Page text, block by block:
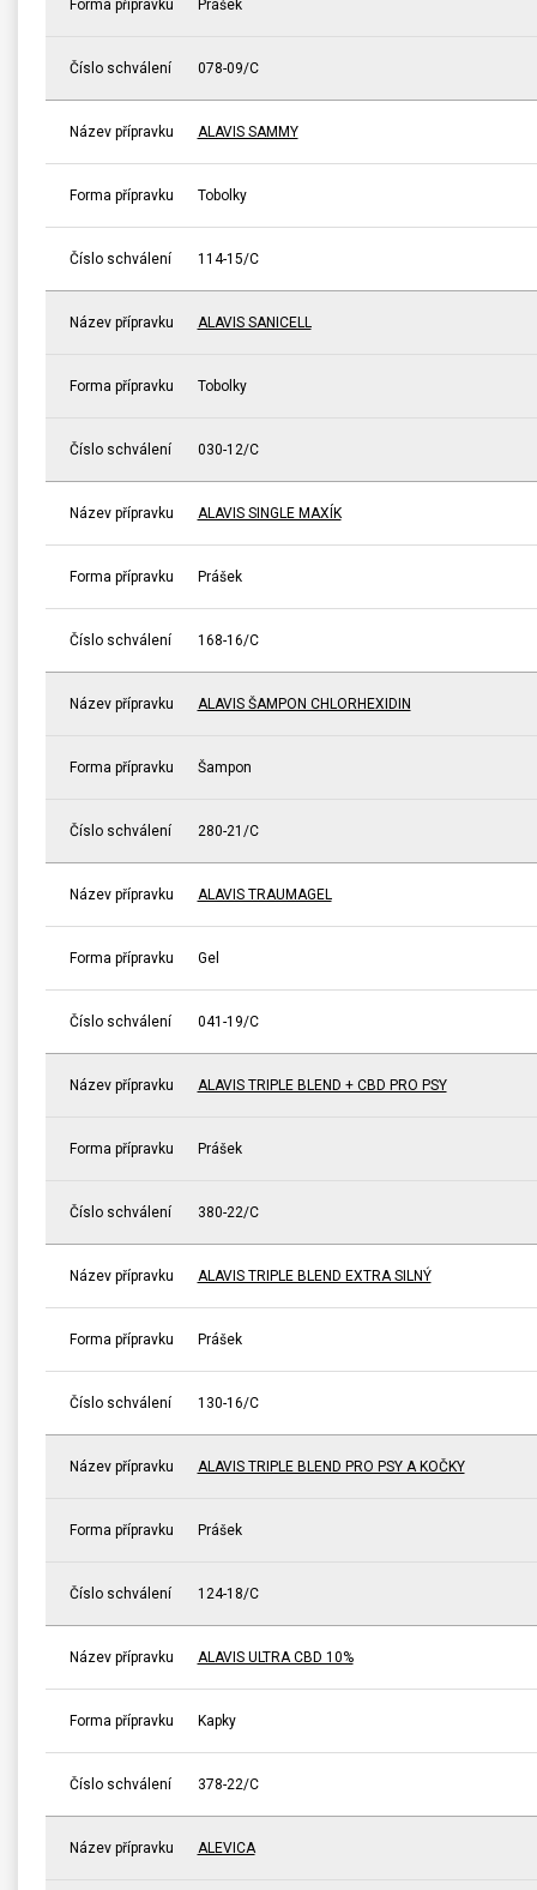
Forma přípravku Prášek
Číslo schválení 078-09/C
Název přípravku ALAVIS SAMMY
Forma přípravku Tobolky
Číslo schválení 114-15/C
Název přípravku ALAVIS SANICELL
Forma přípravku Tobolky
Číslo schválení 030-12/C
Název přípravku ALAVIS SINGLE MAXÍK
Forma přípravku Prášek
Číslo schválení 168-16/C
Název přípravku ALAVIS ŠAMPON CHLORHEXIDIN
Forma přípravku Šampon
Číslo schválení 280-21/C
Název přípravku ALAVIS TRAUMAGEL
Forma přípravku Gel
Číslo schválení 041-19/C
Název přípravku ALAVIS TRIPLE BLEND + CBD PRO PSY
Forma přípravku Prášek
Číslo schválení 380-22/C
Název přípravku ALAVIS TRIPLE BLEND EXTRA SILNÝ
Forma přípravku Prášek
Číslo schválení 130-16/C
Název přípravku ALAVIS TRIPLE BLEND PRO PSY A KOČKY
Forma přípravku Prášek
Číslo schválení 124-18/C
Název přípravku ALAVIS ULTRA CBD 10%
Forma přípravku Kapky
Číslo schválení 378-22/C
Název přípravku ALEVICA